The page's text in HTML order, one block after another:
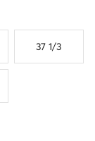
37 1/3